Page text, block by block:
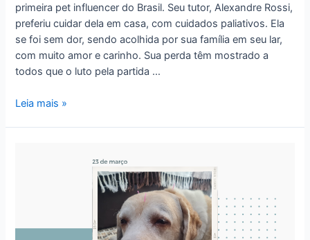
primeira pet influencer do Brasil. Seu tutor, Alexandre Rossi,
preferiu cuidar dela em casa, com cuidados paliativos. Ela
se foi sem dor, sendo acolhida por sua família em seu lar,
com muito amor e carinho. Sua perda têm mostrado a
todos que o luto pela partida …
Estopinha:
ensinar
Leia mais »